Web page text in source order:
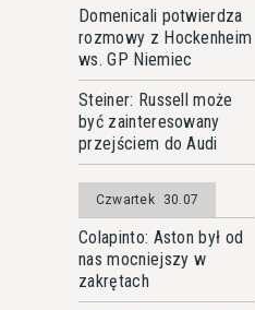
Domenicali potwierdza
rozmowy z Hockenheim
ws. GP Niemiec
Steiner: Russell może
być zainteresowany
przejściem do Audi
Czwartek 30.07
Colapinto: Aston był od
nas mocniejszy w
zakrętach